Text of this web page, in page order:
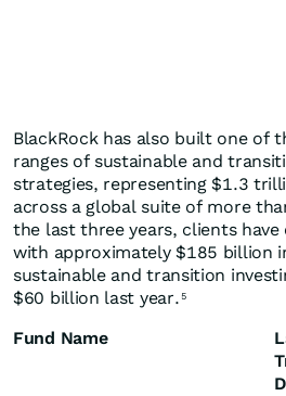
BlackRock has also built one of
ranges of sustainable and
strategies, representing $1.3
across a global suite of more
the last three years, clients
with approximately $185 billion
sustainable and transition
$60 billion last year. 5
Fund Name